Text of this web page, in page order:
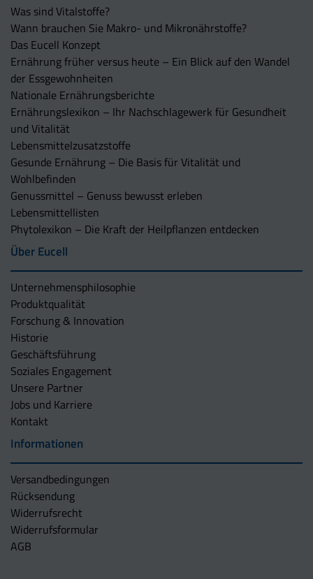
Was sind Vitalstoffe?
Wann brauchen Sie Makro- und Mikronährstoffe?
Das Eucell Konzept
Ernährung früher versus heute – Ein Blick auf den Wandel
der Essgewohnheiten
Nationale Ernährungsberichte
Ernährungslexikon – Ihr Nachschlagewerk für Gesundheit
und Vitalität
Lebensmittelzusatzstoffe
Gesunde Ernährung – Die Basis für Vitalität und
Wohlbefinden
Genussmittel – Genuss bewusst erleben
Lebensmittellisten
Phytolexikon – Die Kraft der Heilpflanzen entdecken
Über Eucell
Unternehmens­philosophie
Produktqualität
Forschung & Innovation
Historie
Geschäftsführung
Soziales Engagement
Unsere Partner
Jobs und Karriere
Kontakt
Informationen
Versandbedingungen
Rücksendung
Widerrufsrecht
Widerrufsformular
AGB